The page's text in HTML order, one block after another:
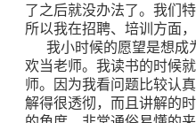
了之后就没办法了。我们
所以我在招聘、培训方面
我小时候的愿望是想成
欢当老师。我读书的时候
师。因为我看问题比较认
解得很透彻，而且讲解的